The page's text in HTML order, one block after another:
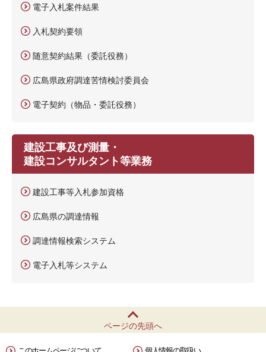
電子入札案件結果
入札契約要領
随意契約結果（委託役務）
広島県政府調達苦情検討委員会
電子契約（物品・委託役務）
建設工事及び測量・
建設コンサルタント等業務
建設工事等入札参加資格
広島県の調達情報
調達情報検索システム
電子入札等システム
ページの先頭へ